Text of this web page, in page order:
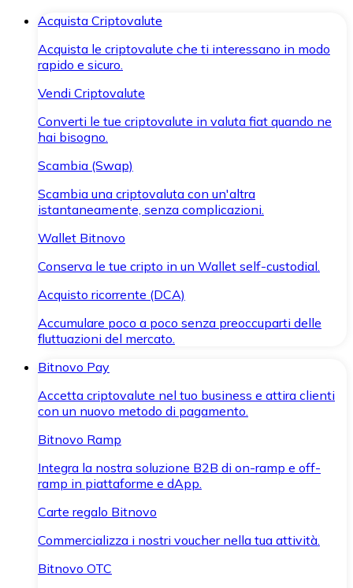
Acquista Criptovalute
Acquista le criptovalute che ti interessano in modo
rapido e sicuro.
Vendi Criptovalute
Converti le tue criptovalute in valuta fiat quando ne
hai bisogno.
Scambia (Swap)
Scambia una criptovaluta con un'altra
istantaneamente, senza complicazioni.
Wallet Bitnovo
Conserva le tue cripto in un Wallet self-custodial.
Acquisto ricorrente (DCA)
Accumulare poco a poco senza preoccuparti delle
fluttuazioni del mercato.
Bitnovo Pay
Accetta criptovalute nel tuo business e attira clienti
con un nuovo metodo di pagamento.
Bitnovo Ramp
Integra la nostra soluzione B2B di on-ramp e off-
ramp in piattaforme e dApp.
Carte regalo Bitnovo
Commercializza i nostri voucher nella tua attività.
Bitnovo OTC